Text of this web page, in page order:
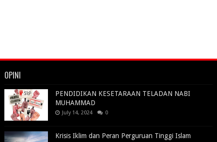
OPINI
PENDIDIKAN KESETARAAN TELADAN NABI
MUHAMMAD
July 14, 2024 0
Krisis Iklim dan Peran Perguruan Tinggi Islam